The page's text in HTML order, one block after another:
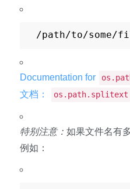
/path/to/some/
Documentation for
文档：
os.path.splitext
特别注意： 如果文件名有
例如：